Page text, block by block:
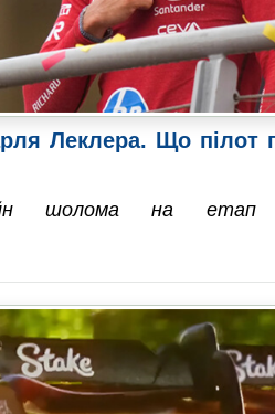
Леклера. Що пілот
шолома на етап